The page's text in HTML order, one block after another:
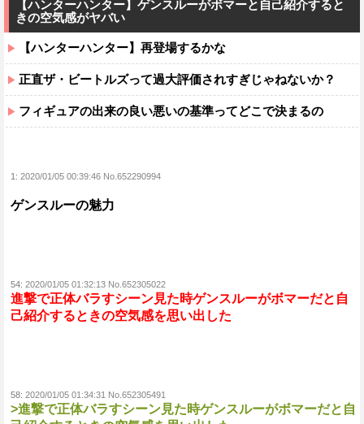
【ハンターハンター】ゲンスルーがボマーと自己紹介すると
きの空気感がヤバい
【ハンターハンター】再登場するかな
正直ザ・ビートルズって過大評価されすぎじゃねないか？
フィギュアの出来の良い悪いの基準ってどこで決まるの
1: 2020/01/05 00:39:46 No.652290994
ゲンスルーの魅力
54: 2020/01/05 01:32:13 No.652305022
進撃で正体バラすシーン見た時ゲンスルーがボマーだと自
己紹介するときの空気感を思い出した
58: 2020/01/05 01:34:31 No.652305491
>進撃で正体バラすシーン見た時ゲンスルーがボマーだと自